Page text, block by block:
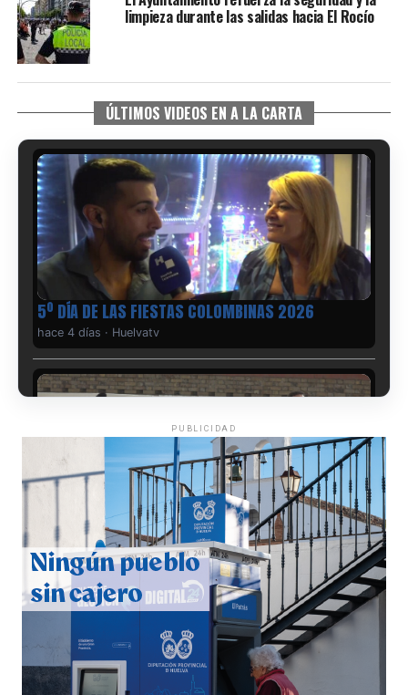
limpieza durante las salidas hacia El Rocío
ÚLTIMOS VIDEOS EN A LA CARTA
5º DÍA DE LAS FIESTAS COLOMBINAS 2026
hace 4 días · Huelvatv
CUARTA CORRIDA DE LAS FIESTAS COLOMBINAS
2026
hace 4 días·Huelvatv
PUBLICIDAD